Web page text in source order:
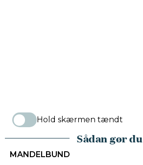
Hold skærmen tændt
Sådan gør du
MANDELBUND